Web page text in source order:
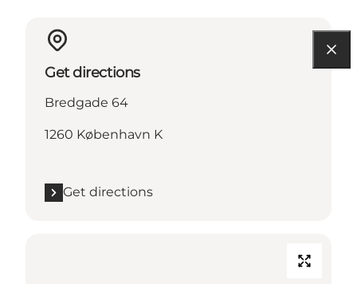
Get directions
Bredgade 64
1260 København K
Get directions